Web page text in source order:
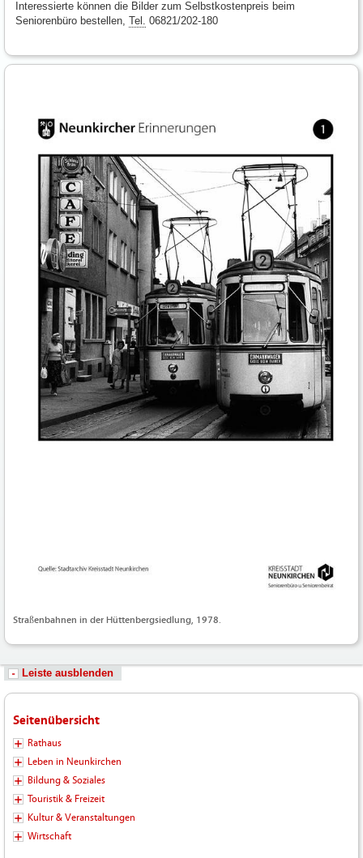
Interessierte können die Bilder zum Selbstkostenpreis beim
Seniorenbüro bestellen, Tel. 06821/202-180
Straßenbahnen in der Hüttenbergsiedlung, 1978.
Leiste ausblenden
Seitenübersicht
Rathaus
Leben in Neunkirchen
Bildung & Soziales
Touristik & Freizeit
Kultur & Veranstaltungen
Wirtschaft